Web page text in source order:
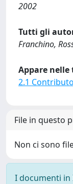
2002
Tutti gli
Franchino,
Appare nelle
2.1
File in questo
Non ci sono
I documenti in